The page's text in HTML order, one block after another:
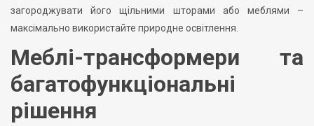
загороджувати його щільними шторами або меблями –
максімально використайте природне освітлення.
Меблі-трансформери та
багатофункціональні
рішення